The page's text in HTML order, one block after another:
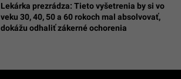
Lekárka prezrádza: Tieto vyšetrenia by si vo
veku 30, 40, 50 a 60 rokoch mal absolvovať,
dokážu odhaliť zákerné ochorenia